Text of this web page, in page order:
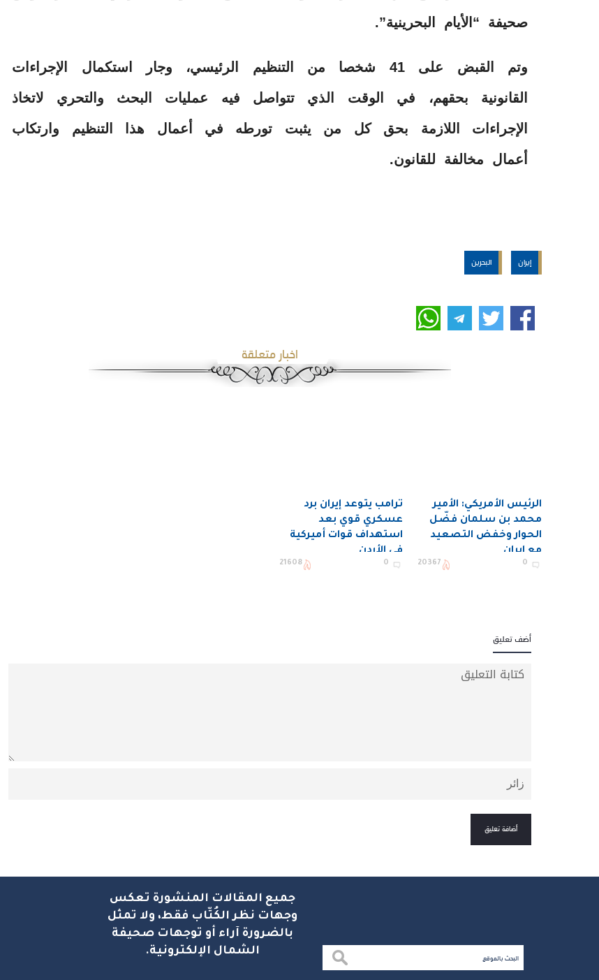
صحيفة “الأيام البحرينية”.
وتم القبض على 41 شخصا من التنظيم الرئيسي، وجار استكمال الإجراءات
القانونية بحقهم، في الوقت الذي تتواصل فيه عمليات البحث والتحري لاتخاذ
الإجراءات اللازمة بحق كل من يثبت تورطه في أعمال هذا التنظيم وارتكاب
أعمال مخالفة للقانون.
إيران البحرين
اخبار متعلقة
الرئيس الأمريكي: الأمير
محمد بن سلمان فضّل
الحوار وخفض التصعيد
مع إيران
0
20367
ترامب يتوعد إيران برد
عسكري قوي بعد
استهداف قوات أميركية
في الأردن
0
21608
أضف تعليق
جميع المقالات المنشورة تعكس
وجهات نظر الكُتّاب فقط، ولا تمثل
بالضرورة آراء أو توجهات صحيفة
الشمال الإلكترونية.